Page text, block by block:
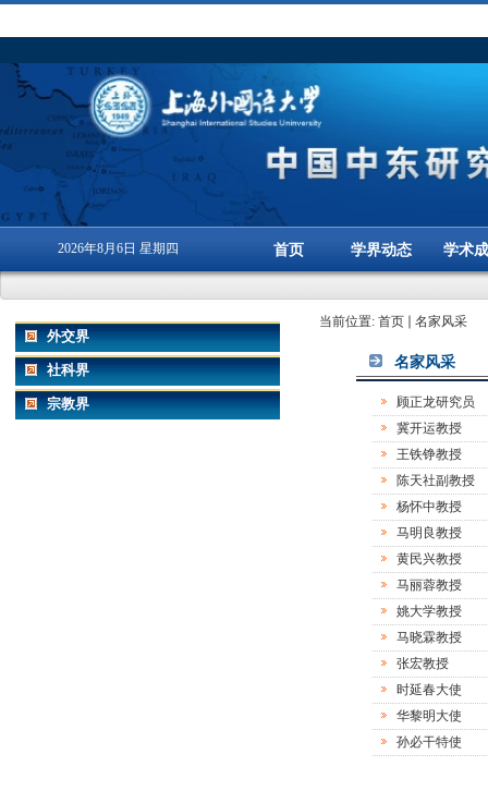
2026年8月6日 星期四 首页 学界动态 学术
外交界
社科界
宗教界
当前位置: 首页 名家风采
名家风采
顾正龙研究员
冀开运教授
王铁铮教授
陈天社副教授
杨怀中教授
马明良教授
黄民兴教授
马丽蓉教授
姚大学教授
马晓霖教授
张宏教授
时延春大使
华黎明大使
孙必干特使